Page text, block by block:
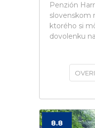
Penzión
slovenskom
ktorého si
dovolenku
8.8